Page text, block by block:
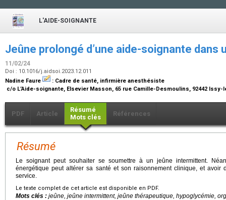
L'AIDE-SOIGNANTE
Jeûne prolongé d’une aide-soignante dans
11/02/24
Doi : 10.1016/j.aidsoi.2023.12.011
Nadine Faure
: Cadre de santé, infirmière anesthésiste
c/o L’Aide-soignante, Elsevier Masson, 65 rue Camille-Desmoulins, 92442
PDF Article
Résumé
Mots clés
Références
Résumé
Le soignant peut souhaiter se soumettre à un jeûne intermittent.
énergétique peut altérer sa santé et son raisonnement clinique, et avoir
service.
Le texte complet de cet article est disponible en PDF.
Mots clés : jeûne, jeûne intermittent, jeûne thérapeutique, hypoglycémie,